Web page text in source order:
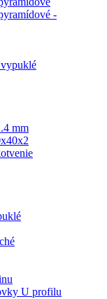
-
mm
U profilu